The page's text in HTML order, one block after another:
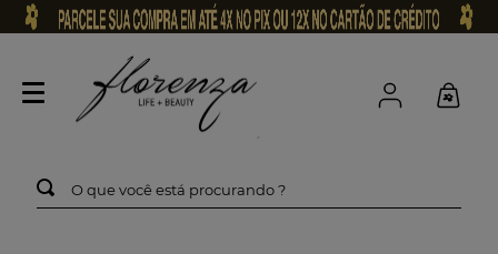
O que você está procurando ?